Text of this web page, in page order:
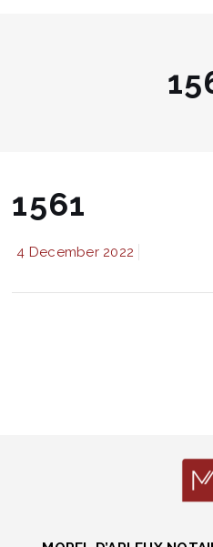
1561
4 December 2022